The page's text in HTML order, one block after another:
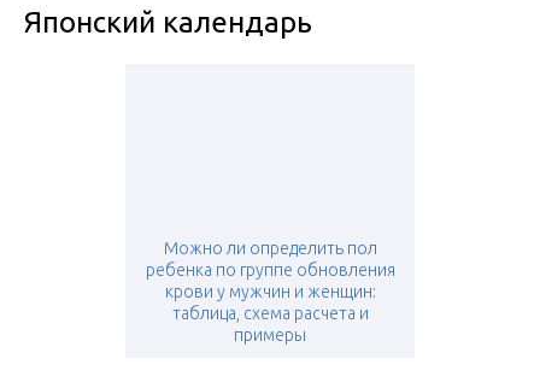
Японский календарь
Можно ли определить пол
ребенка по группе обновления
крови у мужчин и женщин:
таблица, схема расчета и
примеры